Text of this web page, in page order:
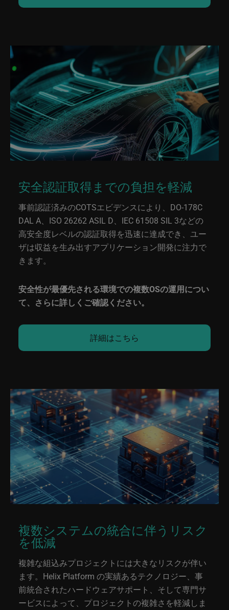
安全認証取得までの負担を軽減
事前認証済みのCOTSエビデンスにより、DO-178C
DAL A、ISO 26262 ASIL D、IEC 61508 SIL 3などの
高安全度レベルの認証取得を迅速に達成でき、ユー
ザは収益を生み出すアプリケーション開発に注力で
きます。
安全性が最優先される環境での複数OSの運用につい
て、さらに詳しくご確認ください。
詳細はこちら
複数システムの統合に伴うリスク
を低減
複雑な組込みプロジェクトには大きなリスクが伴い
ます。Helix Platform の実績あるテクノロジー、事
前統合されたハードウェアサポート、そして専門サ
ービスによって、プロジェクトの複雑さを軽減しま